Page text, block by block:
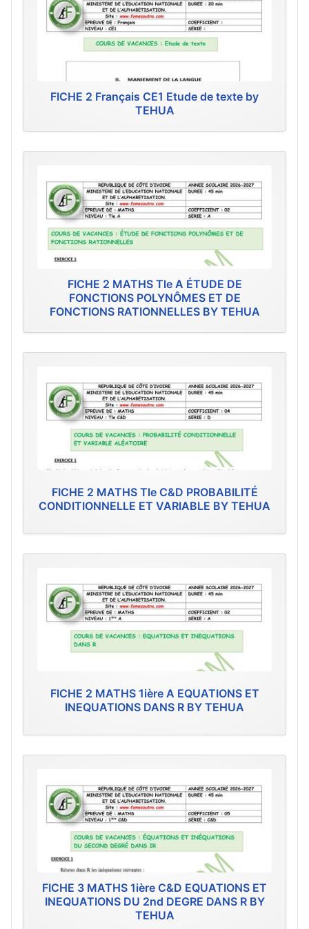
FICHE 2 Français CE1 Etude de texte by
TEHUA
FICHE 2 MATHS Tle A ÉTUDE DE
FONCTIONS POLYNÔMES ET DE
FONCTIONS RATIONNELLES BY TEHUA
FICHE 2 MATHS Tle C&D PROBABILITÉ
CONDITIONNELLE ET VARIABLE BY TEHUA
FICHE 2 MATHS 1ière A EQUATIONS ET
INEQUATIONS DANS R BY TEHUA
FICHE 3 MATHS 1ière C&D EQUATIONS ET
INEQUATIONS DU 2nd DEGRE DANS R BY
TEHUA